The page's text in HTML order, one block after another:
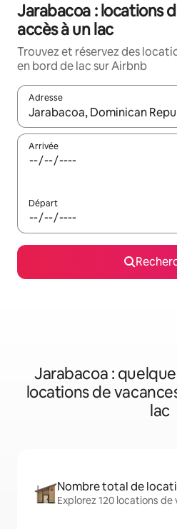
Jarabacoa : locations
accès à un lac
Trouvez et réservez des
en bord de lac sur Airbnb
Adresse
Lorsque les résultats
Arrivée
Départ
Jarabacoa :
locations de
lac
Nombre total de
Explorez 120 locations